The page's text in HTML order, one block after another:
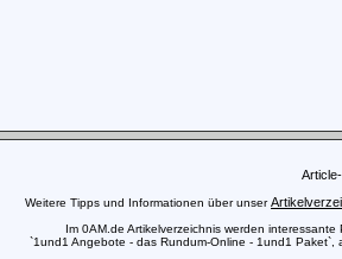
Weitere Tipps und Informationen über unser
Im 0AM.de Artikelverzeichnis werden
`1und1 Angebote - das Rundum-Online - 1und1